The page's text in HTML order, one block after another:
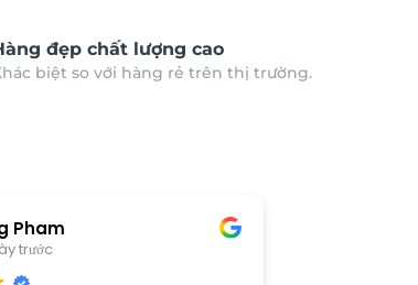
đẹp chất lượng cao
biệt so với hàng rẻ trên thị trường.
Pham
trước